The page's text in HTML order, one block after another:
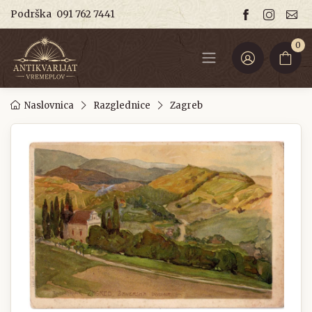
Podrška 091 762 7441
0
Naslovnica Razglednice Zagreb